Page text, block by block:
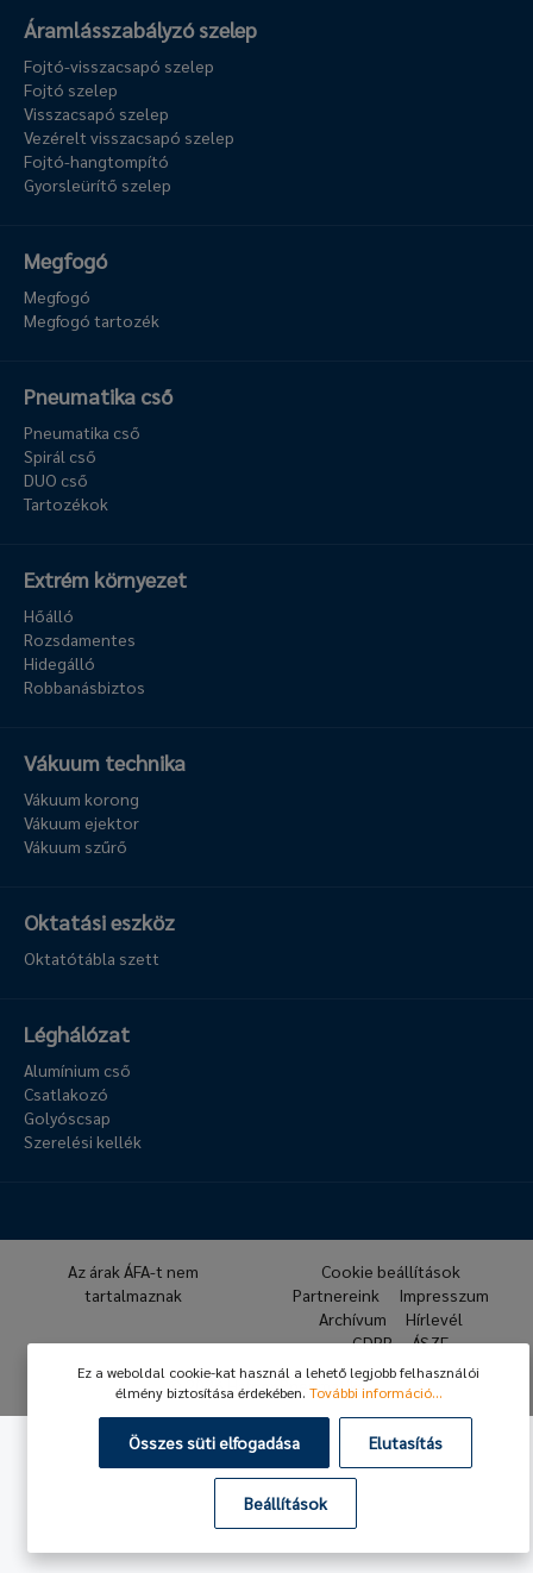
Áramlásszabályzó szelep
Fojtó-visszacsapó szelep
Fojtó szelep
Visszacsapó szelep
Vezérelt visszacsapó szelep
Fojtó-hangtompító
Gyorsleürítő szelep
Megfogó
Megfogó
Megfogó tartozék
Pneumatika cső
Pneumatika cső
Spirál cső
DUO cső
Tartozékok
Extrém környezet
Hőálló
Rozsdamentes
Hidegálló
Robbanásbiztos
Vákuum technika
Vákuum korong
Vákuum ejektor
Vákuum szűrő
Oktatási eszköz
Oktatótábla szett
Léghálózat
Alumínium cső
Csatlakozó
Golyóscsap
Szerelési kellék
© 2026 Hafner Pneumatika
Az árak ÁFA-t nem
tartalmaznak
Cookie beállítások
Partnereink
Impresszum
Archívum
Hírlevél
GDPR
ÁSZF
Ez a weboldal cookie-kat használ a lehető legjobb felhasználói
élmény biztosítása érdekében. További információ...
Összes süti elfogadása Elutasítás
Beállítások